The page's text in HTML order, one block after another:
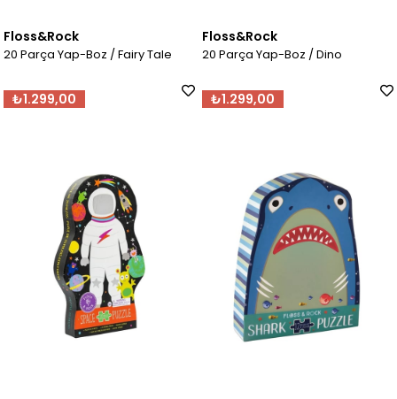
Floss&Rock
20 Parça Yap-Boz / Fairy Tale
₺1.299,00
Floss&Rock
20 Parça Yap-Boz / Dino
₺1.299,00